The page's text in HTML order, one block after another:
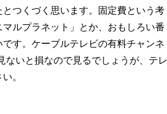
つくづく思います。固定費という考
ルプラネット」とか、おもしろい番
す。ケーブルテレビの有料チャンネ
ないと損なので見るでしょうが、テレ
。